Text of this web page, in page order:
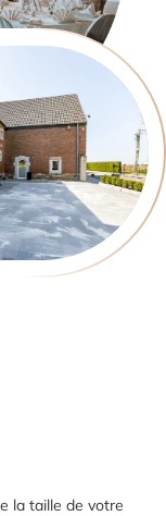
la taille de votre